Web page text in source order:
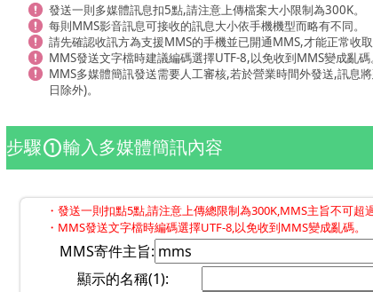
發送一則多媒體訊息扣5點,請注意上傳檔案大小限制為300K。
每則MMS影音訊息可接收的訊息大小依手機機型而略有不同。
請先確認收訊方為支援MMS的手機並已開通MMS,才能正常收取
MMS發送文字檔時建議編碼選擇UTF-8,以免收到MMS變成亂碼。
MMS多媒體簡訊發送需要人工審核,若於營業時間外發送,訊息
日除外)。
步驟counter_1輸入多媒體簡訊內容
・發送一則扣點5點,請注意上傳總限制為300K,MMS主旨不可超
・MMS發送文字檔時編碼選擇UTF-8,以免收到MMS變成亂碼。
MMS寄件主旨:
顯示的名稱(1):